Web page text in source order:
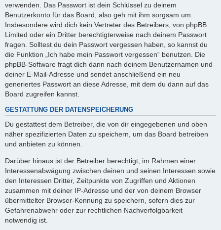
verwenden. Das Passwort ist dein Schlüssel zu deinem
Benutzerkonto für das Board, also geh mit ihm sorgsam um.
Insbesondere wird dich kein Vertreter des Betreibers, von phpBB
Limited oder ein Dritter berechtigterweise nach deinem Passwort
fragen. Solltest du dein Passwort vergessen haben, so kannst du
die Funktion „Ich habe mein Passwort vergessen“ benutzen. Die
phpBB-Software fragt dich dann nach deinem Benutzernamen und
deiner E-Mail-Adresse und sendet anschließend ein neu
generiertes Passwort an diese Adresse, mit dem du dann auf das
Board zugreifen kannst.
GESTATTUNG DER DATENSPEICHERUNG
Du gestattest dem Betreiber, die von dir eingegebenen und oben
näher spezifizierten Daten zu speichern, um das Board betreiben
und anbieten zu können.
Darüber hinaus ist der Betreiber berechtigt, im Rahmen einer
Interessenabwägung zwischen deinen und seinen Interessen sowie
den Interessen Dritter, Zeitpunkte von Zugriffen und Aktionen
zusammen mit deiner IP-Adresse und der von deinem Browser
übermittelter Browser-Kennung zu speichern, sofern dies zur
Gefahrenabwehr oder zur rechtlichen Nachverfolgbarkeit
notwendig ist.